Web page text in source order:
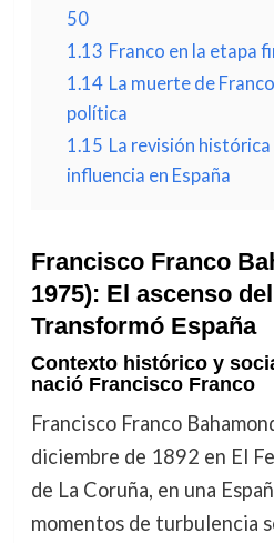
50
1.13 Franco en la etapa
1.14 La muerte de
política
1.15 La revisión histórica
influencia en España
Francisco Franco
1975): El ascenso
Transformó España
Contexto histórico y
nació Francisco Franco
Francisco Franco
diciembre de 1892 en El
de La Coruña, en una
momentos de turbulencia